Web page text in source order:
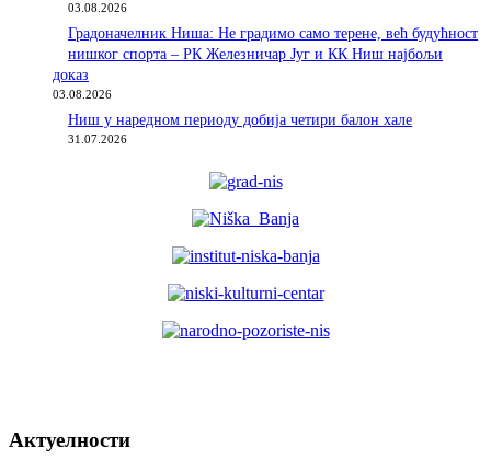
03.08.2026
Градоначелник Ниша: Не градимо само терене, већ будућност
нишког спорта – РК Железничар Југ и КК Ниш најбољи
доказ
03.08.2026
Ниш у наредном периоду добија четири балон хале
31.07.2026
Актуелности